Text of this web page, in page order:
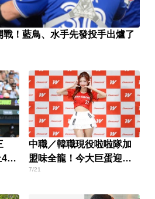
！藍鳥、水手先發投手出爐了
連
中職／韓職現役啦啦隊加
盟味全龍！今大巨蛋迎初
登板
7/21